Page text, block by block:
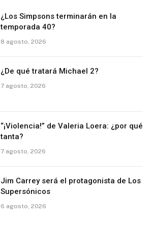
¿Los Simpsons terminarán en la
temporada 40?
8 agosto, 2026
¿De qué tratará Michael 2?
7 agosto, 2026
“¡Violencia!” de Valeria Loera: ¿por qué
tanta?
7 agosto, 2026
Jim Carrey será el protagonista de Los
Supersónicos
6 agosto, 2026